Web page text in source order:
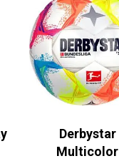
Derbystar
Multicolor